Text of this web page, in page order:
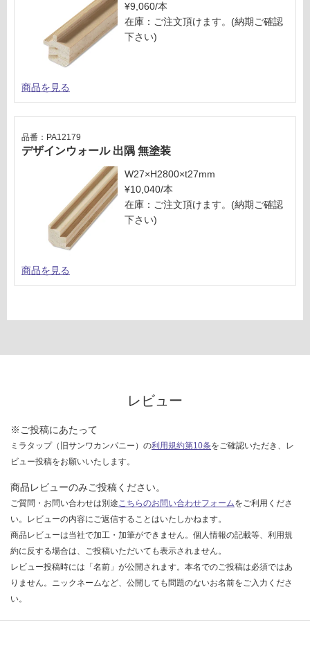
¥9,060/本
在庫：ご注文頂けます。(納期ご確認
下さい)
商品を見る
デザインウォール 出隅 無塗装
品番：PA12179
W27×H2800×t27mm
¥10,040/本
在庫：ご注文頂けます。(納期ご確認
下さい)
商品を見る
レビュー
※ご投稿にあたって
ミラタップ（旧サンワカンパニー）の利用規約第10条をご確認いただき、レ
ビュー投稿をお願いいたします。
商品レビューのみご投稿ください。
ご質問・お問い合わせは別途こちらのお問い合わせフォームをご利用くださ
い。レビューの内容にご返信することはいたしかねます。
商品レビューは当社で加工・加筆ができません。個人情報の記載等、利用規
約に反する場合は、ご投稿いただいても表示されません。
レビュー投稿時には「名前」が公開されます。本名でのご投稿は必須ではあ
りません。ニックネームなど、公開しても問題のないお名前をご入力くださ
い。